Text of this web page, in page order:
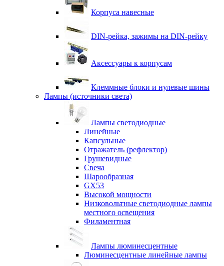
Корпуса навесные
DIN-рейка, зажимы на DIN-рейку
Аксессуары к корпусам
Клеммные блоки и нулевые шины
Лампы (источники света)
Лампы светодиодные
Линейные
Капсульные
Отражатель (рефлектор)
Грушевидные
Свеча
Шарообразная
GX53
Высокой мощности
Низковольтные светодиодные лампы
местного освещения
Филаментная
Лампы люминесцентные
Люминесцентные линейные лампы